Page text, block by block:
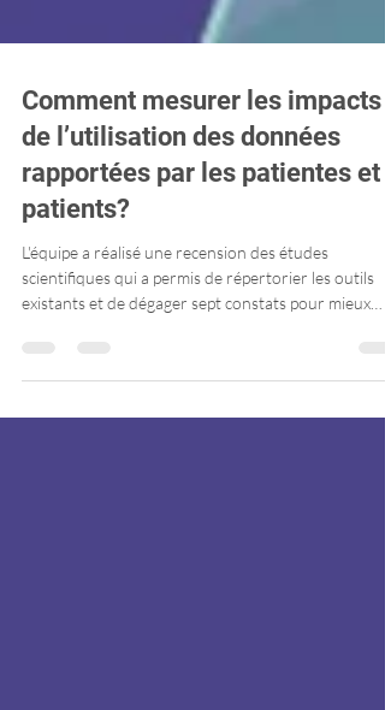
Comment mesurer les impacts
de l’utilisation des données
rapportées par les patientes et
patients?
L'équipe a réalisé une recension des études
PREMs). Les résultats démontrent que ces